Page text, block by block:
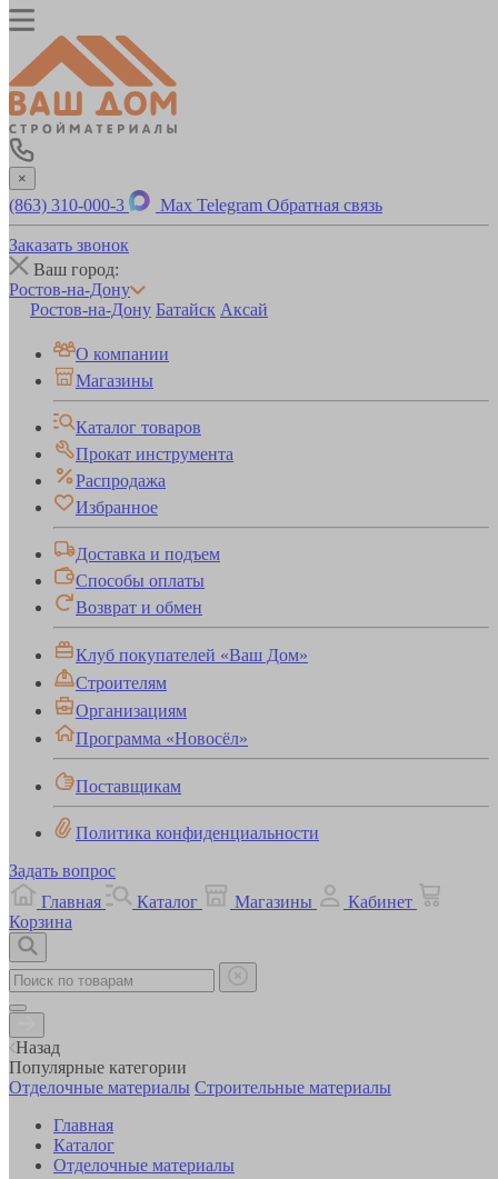
×
(863) 310-000-3 Max Telegram Обратная связь
Заказать звонок
Ваш город:
Ростов-на-Дону
Ростов-на-Дону Батайск Аксай
О компании
Магазины
Каталог товаров
Прокат инструмента
Распродажа
Избранное
Доставка и подъем
Способы оплаты
Возврат и обмен
Клуб покупателей «Ваш Дом»
Строителям
Организациям
Программа «Новосёл»
Поставщикам
Политика конфиденциальности
Задать вопрос
Главная
Каталог Магазины
Кабинет
Корзина
Назад
Популярные категории
Отделочные материалы Строительные материалы
Главная
Каталог
Отделочные материалы